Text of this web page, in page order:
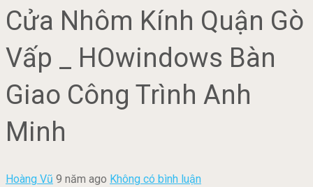
Cửa Nhôm Kính Quận Gò
Vấp _ HOwindows Bàn
Giao Công Trình Anh
Minh
Hoàng Vũ 9 năm ago Không có bình luận